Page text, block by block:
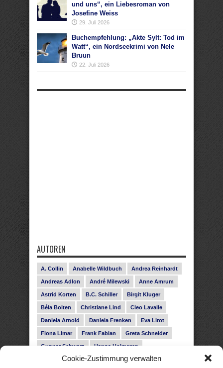
Cookie-Zustimmung verwalten
und uns“, ein Liebesroman von
Josefine Weiss
29. Juli 2026
Buchempfehlung: „Akte Sylt: Tod im
Watt“, ein Nordseekrimi von Nele
Bruun
22. Juli 2026
AUTOREN
A. Collin Anabelle Wildbuch Andrea Reinhardt
Andreas Adlon André Milewski Anne Amrum
Astrid Korten B.C. Schiller Birgit Kluger
Béla Bolten Christiane Lind Cleo Lavalle
Daniela Arnold Daniela Frenken Eva Lirot
Fiona Limar Frank Fabian Greta Schneider
Gunnar Schwarz Hanna Holmgren
Heike Fröhling Ina Glahe Ivo Pala J. Vellguth